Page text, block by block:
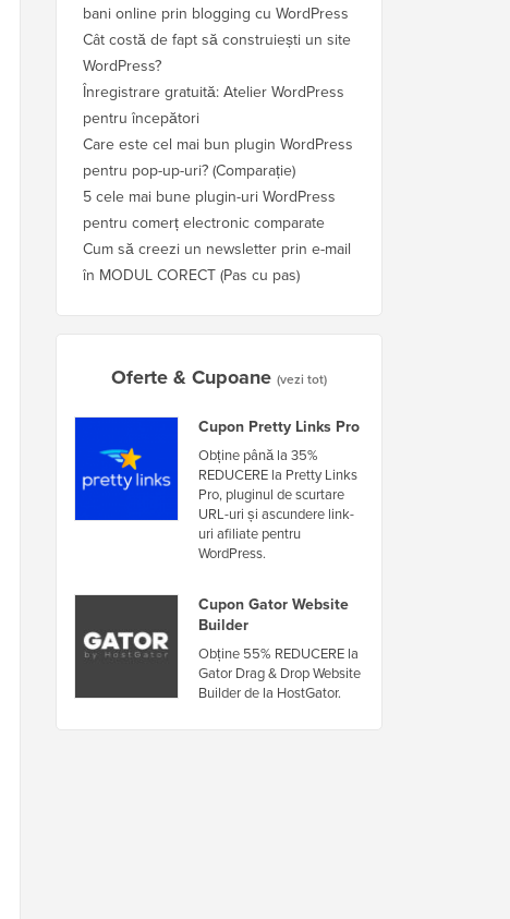
bani online prin blogging cu WordPress
Cât costă de fapt să construiești un site
WordPress?
Înregistrare gratuită: Atelier WordPress
pentru începători
Care este cel mai bun plugin WordPress
pentru pop-up-uri? (Comparație)
5 cele mai bune plugin-uri WordPress
pentru comerț electronic comparate
Cum să creezi un newsletter prin e-mail
în MODUL CORECT (Pas cu pas)
Oferte & Cupoane (vezi tot)
Cupon Pretty Links Pro
Obține până la 35%
REDUCERE la Pretty Links
Pro, pluginul de scurtare
URL-uri și ascundere link-
uri afiliate pentru
WordPress.
Cupon Gator Website
Builder
Obține 55% REDUCERE la
Gator Drag & Drop Website
Builder de la HostGator.